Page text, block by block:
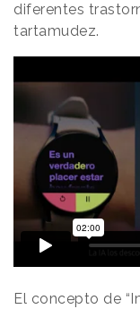
diferentes
tartamudez.
El concepto de